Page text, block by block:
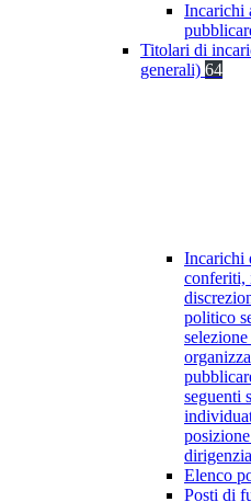
Incarichi
Titolari di
generali) 64
Incarichi
conferiti,
politico
seguenti
Elenco
Posti di